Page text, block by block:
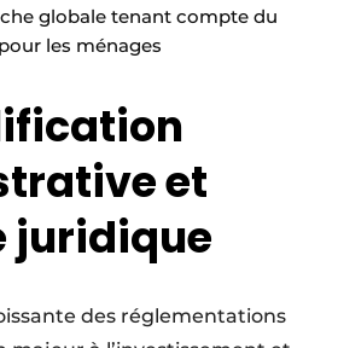
globale tenant compte du
les ménages
et
juridique
des réglementations